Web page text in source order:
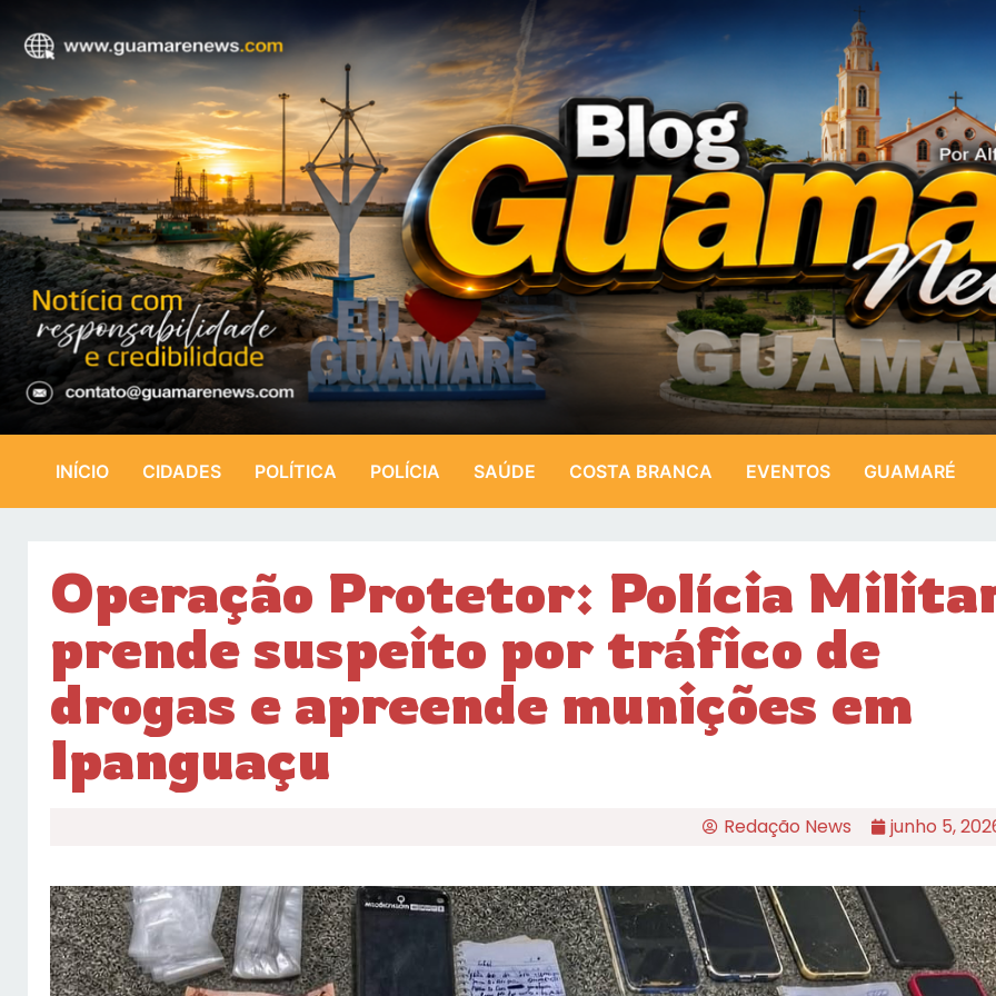
INÍCIO CIDADES POLÍTICA POLÍCIA SAÚDE COSTA BRANCA EVENTOS GUAMARÉ
Operação Protetor: Polícia
prende suspeito por tráfico de
drogas e apreende munições em
Ipanguaçu
Redação News junho 5,